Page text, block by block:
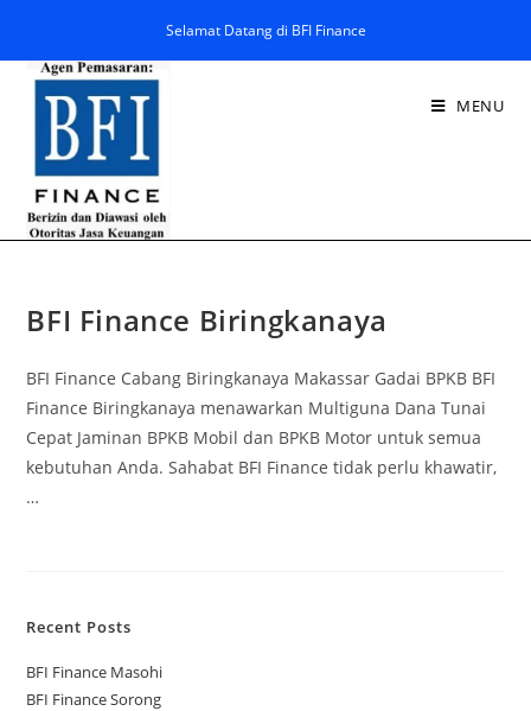
Selamat Datang di BFI Finance
MENU
BFI Finance Biringkanaya
BFI Finance Cabang Biringkanaya Makassar Gadai BPKB BFI
Finance Biringkanaya menawarkan Multiguna Dana Tunai
Cepat Jaminan BPKB Mobil dan BPKB Motor untuk semua
kebutuhan Anda. Sahabat BFI Finance tidak perlu khawatir,
…
Recent Posts
BFI Finance Masohi
BFI Finance Sorong